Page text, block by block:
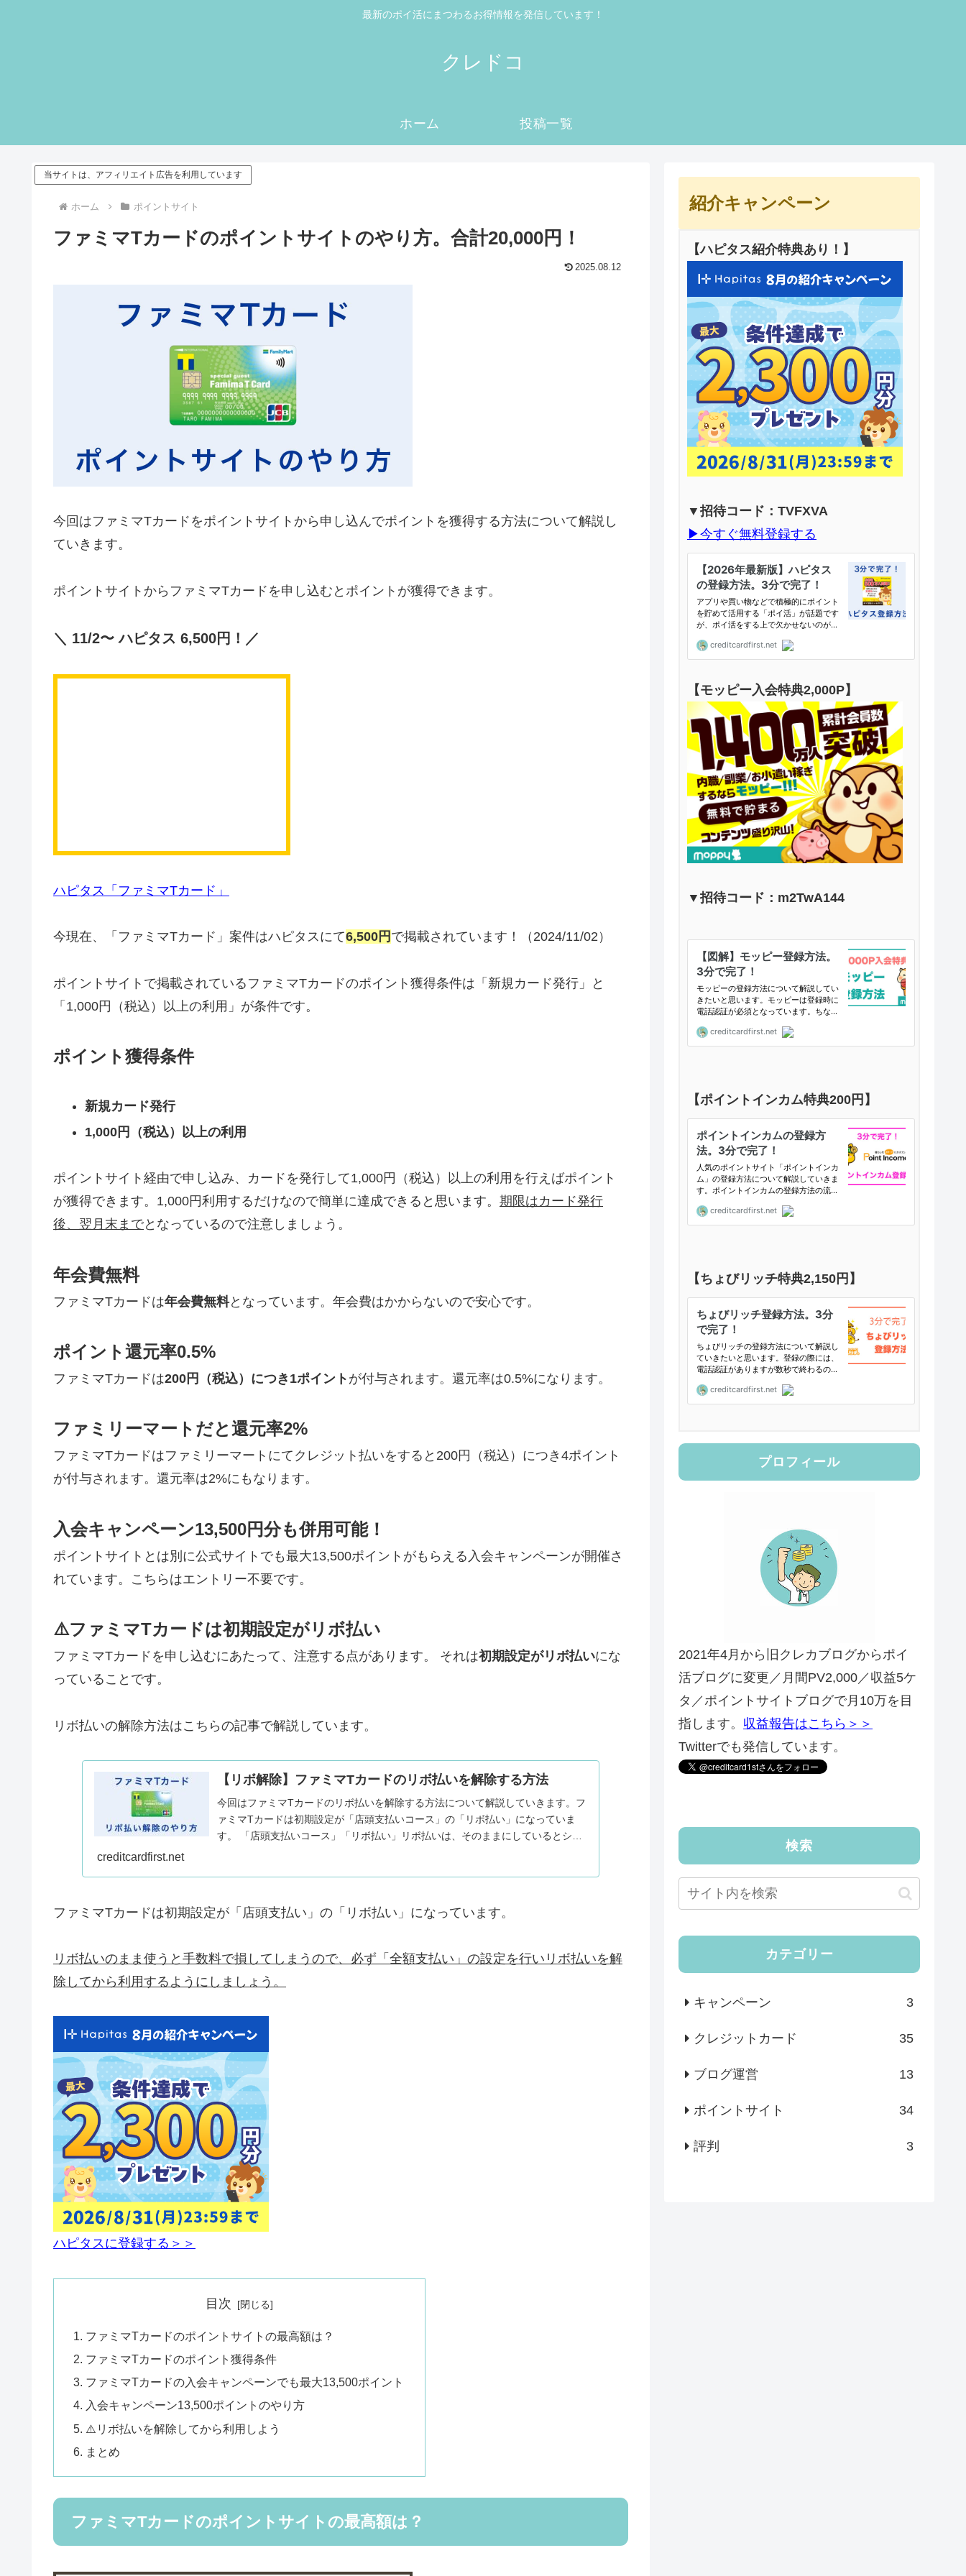
最新のポイ活にまつわるお得情報を発信しています！
クレドコ
ホーム 投稿一覧
当サイトは、アフィリエイト広告を利用しています
ホーム ポイントサイト
ファミマTカードのポイントサイトのやり方。合計20,000円！
2025.08.12
今回はファミマTカードをポイントサイトから申し込んでポイントを獲得する方法について解説し
ていきます。
ポイントサイトからファミマTカードを申し込むとポイントが獲得できます。
＼ 11/2〜 ハピタス 6,500円！／
ハピタス「ファミマTカード」
今現在、「ファミマTカード」案件はハピタスにて6,500円 で掲載されています！（2024/11/02）
ポイントサイトで掲載されているファミマTカードのポイント獲得条件は「新規カード発行」と
「1,000円（税込）以上の利用」が条件です。
ポイント獲得条件
新規カード発行
1,000円（税込）以上の利用
ポイントサイト経由で申し込み、カードを発行して1,000円（税込）以上の利用を行えばポイント
が獲得できます。1,000円利用するだけなので簡単に達成できると思います。 期限はカード発行
後、翌月末までとなっているので注意しましょう。
年会費無料
ファミマTカードは年会費無料となっています。年会費はかからないので安心です。
ポイント還元率0.5%
ファミマTカードは200円（税込）につき1ポイント が付与されます。還元率は0.5%になります。
ファミリーマートだと還元率2%
ファミマTカードはファミリーマートにてクレジット払いをすると200円（税込）につき4ポイント
が付与されます。還元率は2%にもなります。
入会キャンペーン13,500円分も併用可能！
ポイントサイトとは別に公式サイトでも最大13,500ポイントがもらえる入会キャンペーンが開催さ
れています。こちらはエントリー不要です。
⚠️ファミマTカードは初期設定がリボ払い
ファミマTカードを申し込むにあたって、注意する点があります。 それは初期設定がリボ払いにな
っていることです。
リボ払いの解除方法はこちらの記事で解説しています。
【リボ解除】ファミマTカードのリボ払いを解除する方法
今回はファミマTカードのリボ払いを解除する方法について解説していきます。フ
ァミマTカードは初期設定が「店頭支払いコース」の「リボ払い」になっていま
す。 「店頭支払いコース」「リボ払い」リボ払いは、そのままにしているとショ
creditcardfirst.net
ファミマTカードは初期設定が「店頭支払い」の「リボ払い」になっています。
リボ払いのまま使うと手数料で損してしまうので、必ず「全額支払い」の設定を行いリボ払いを解
除してから利用するようにしましょう。
ハピタスに登録する＞＞
目次
ファミマTカードのポイントサイトの最高額は？
ファミマTカードのポイント獲得条件
ファミマTカードの入会キャンペーンでも最大13,500ポイント
入会キャンペーン13,500ポイントのやり方
⚠️リボ払いを解除してから利用しよう
まとめ
ファミマTカードのポイントサイトの最高額は？
紹介キャンペーン
【ハピタス紹介特典あり！】
▼招待コード：TVFXVA
▶︎今すぐ無料登録する
【モッピー入会特典2,000P】
▼招待コード：m2TwA144
【ポイントインカム特典200円】
【ちょびリッチ特典2,150円】
プロフィール
2021年4月から旧クレカブログからポイ
活ブログに変更／月間PV2,000／収益5ケ
タ／ポイントサイトブログで月10万を目
指します。 収益報告はこちら＞＞
Twitterでも発信しています。
検索
カテゴリー
キャンペーン 3
クレジットカード 35
ブログ運営 13
ポイントサイト 34
評判 3